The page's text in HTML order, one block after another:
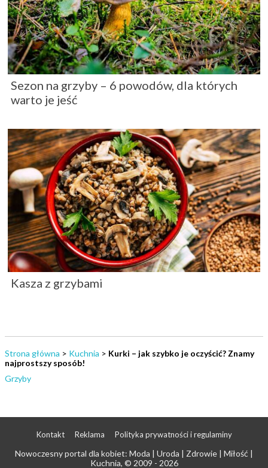
Sezon na grzyby – 6 powodów, dla których
warto je jeść
Kasza z grzybami
Strona główna > Kuchnia > Kurki – jak szybko je oczyścić? Znamy
najprostszy sposób!
Grzyby
Kontakt Reklama Polityka prywatności i regulaminy
Nowoczesny portal dla kobiet: Moda | Uroda | Zdrowie | Miłość |
Kuchnia, © 2009 - 2026